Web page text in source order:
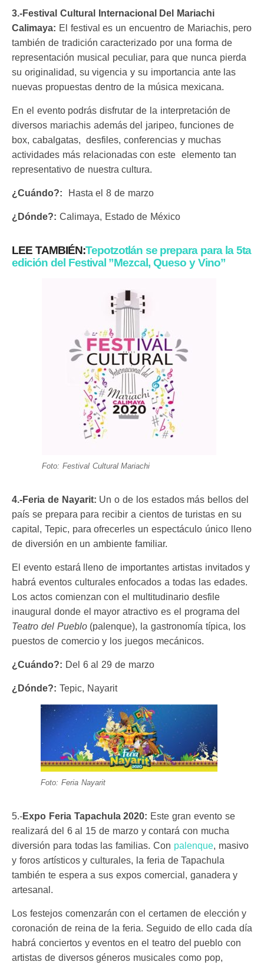
3.-Festival Cultural Internacional Del Mariachi
Calimaya: El festival es un encuentro de Mariachis, pero
también de tradición caracterizado por una forma de
representación musical peculiar, para que nunca pierda
su originalidad, su vigencia y su importancia ante las
nuevas propuestas dentro de la música mexicana.
En el evento podrás disfrutar de la interpretación de
diversos mariachis además del jaripeo, funciones de
box, cabalgatas, desfiles, conferencias y muchas
actividades más relacionadas con este elemento tan
representativo de nuestra cultura.
¿Cuándo?: Hasta el 8 de marzo
¿Dónde?: Calimaya, Estado de México
LEE TAMBIÉN:Tepotzotlán se prepara para la 5ta
edición del Festival ”Mezcal, Queso y Vino”
Foto: Festival Cultural Mariachi
4.-Feria de Nayarit: Un o de los estados más bellos del
país se prepara para recibir a cientos de turistas en su
capital, Tepic, para ofrecerles un espectáculo único lleno
de diversión en un ambiente familiar.
El evento estará lleno de importantes artistas invitados y
habrá eventos culturales enfocados a todas las edades.
Los actos comienzan con el multitudinario desfile
inaugural donde el mayor atractivo es el programa del
Teatro del Pueblo(palenque), la gastronomía típica, los
puestos de comercio y los juegos mecánicos.
¿Cuándo?: Del 6 al 29 de marzo
¿Dónde?: Tepic, Nayarit
Foto: Feria Nayarit
5.-Expo Feria Tapachula 2020: Este gran evento se
realizará del 6 al 15 de marzo y contará con mucha
diversión para todas las familias. Con palenque, masivo
y foros artísticos y culturales, la feria de Tapachula
también te espera a sus expos comercial, ganadera y
artesanal.
Los festejos comenzarán con el certamen de elección y
coronación de reina de la feria. Seguido de ello cada día
habrá conciertos y eventos en el teatro del pueblo con
artistas de diversos géneros musicales como pop,